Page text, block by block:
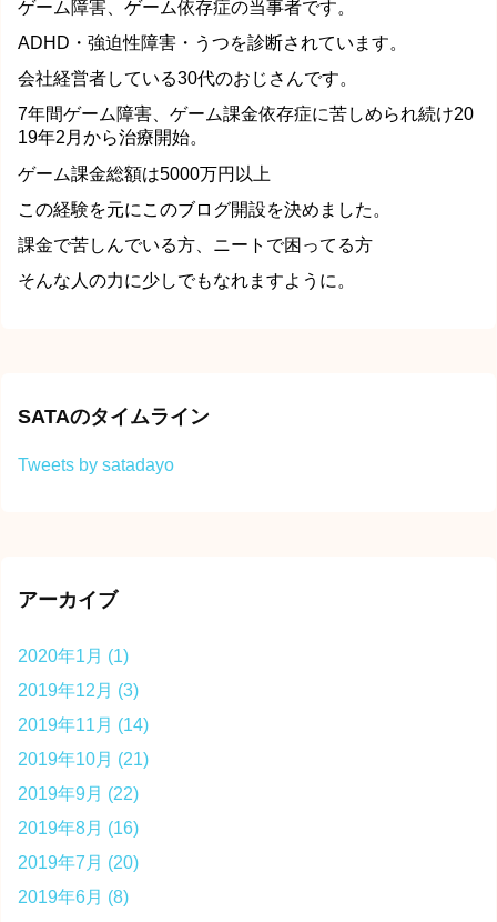
ゲーム障害、ゲーム依存症の当事者です。
ADHD・強迫性障害・うつを診断されています。
会社経営者している30代のおじさんです。
7年間ゲーム障害、ゲーム課金依存症に苦しめられ続け20
19年2月から治療開始。
ゲーム課金総額は5000万円以上
この経験を元にこのブログ開設を決めました。
課金で苦しんでいる方、ニートで困ってる方
そんな人の力に少しでもなれますように。
SATAのタイムライン
Tweets by satadayo
アーカイブ
2020年1月 (1)
2019年12月 (3)
2019年11月 (14)
2019年10月 (21)
2019年9月 (22)
2019年8月 (16)
2019年7月 (20)
2019年6月 (8)